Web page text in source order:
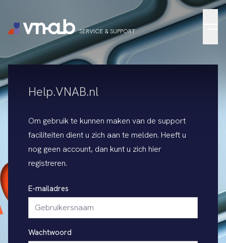
SERVICE & SUPPORT
Help.VNAB.nl
Om gebruik te kunnen maken van de support
faciliteiten dient u zich aan te melden. Heeft u
nog geen account, dan kunt u zich hier
registreren.
E-mailadres
Wachtwoord